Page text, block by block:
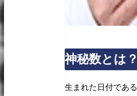
神秘数とは？
生まれた日付である